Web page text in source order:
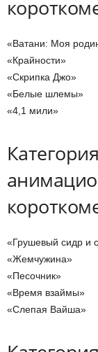
«Ватани: Моя
«Крайности»
«Скрипка Джо»
«Белые шлемы»
«4,1 мили»
«Грушевый сидр и
«Жемчужина»
«Песочник»
«Время взаймы»
«Слепая Вайша»